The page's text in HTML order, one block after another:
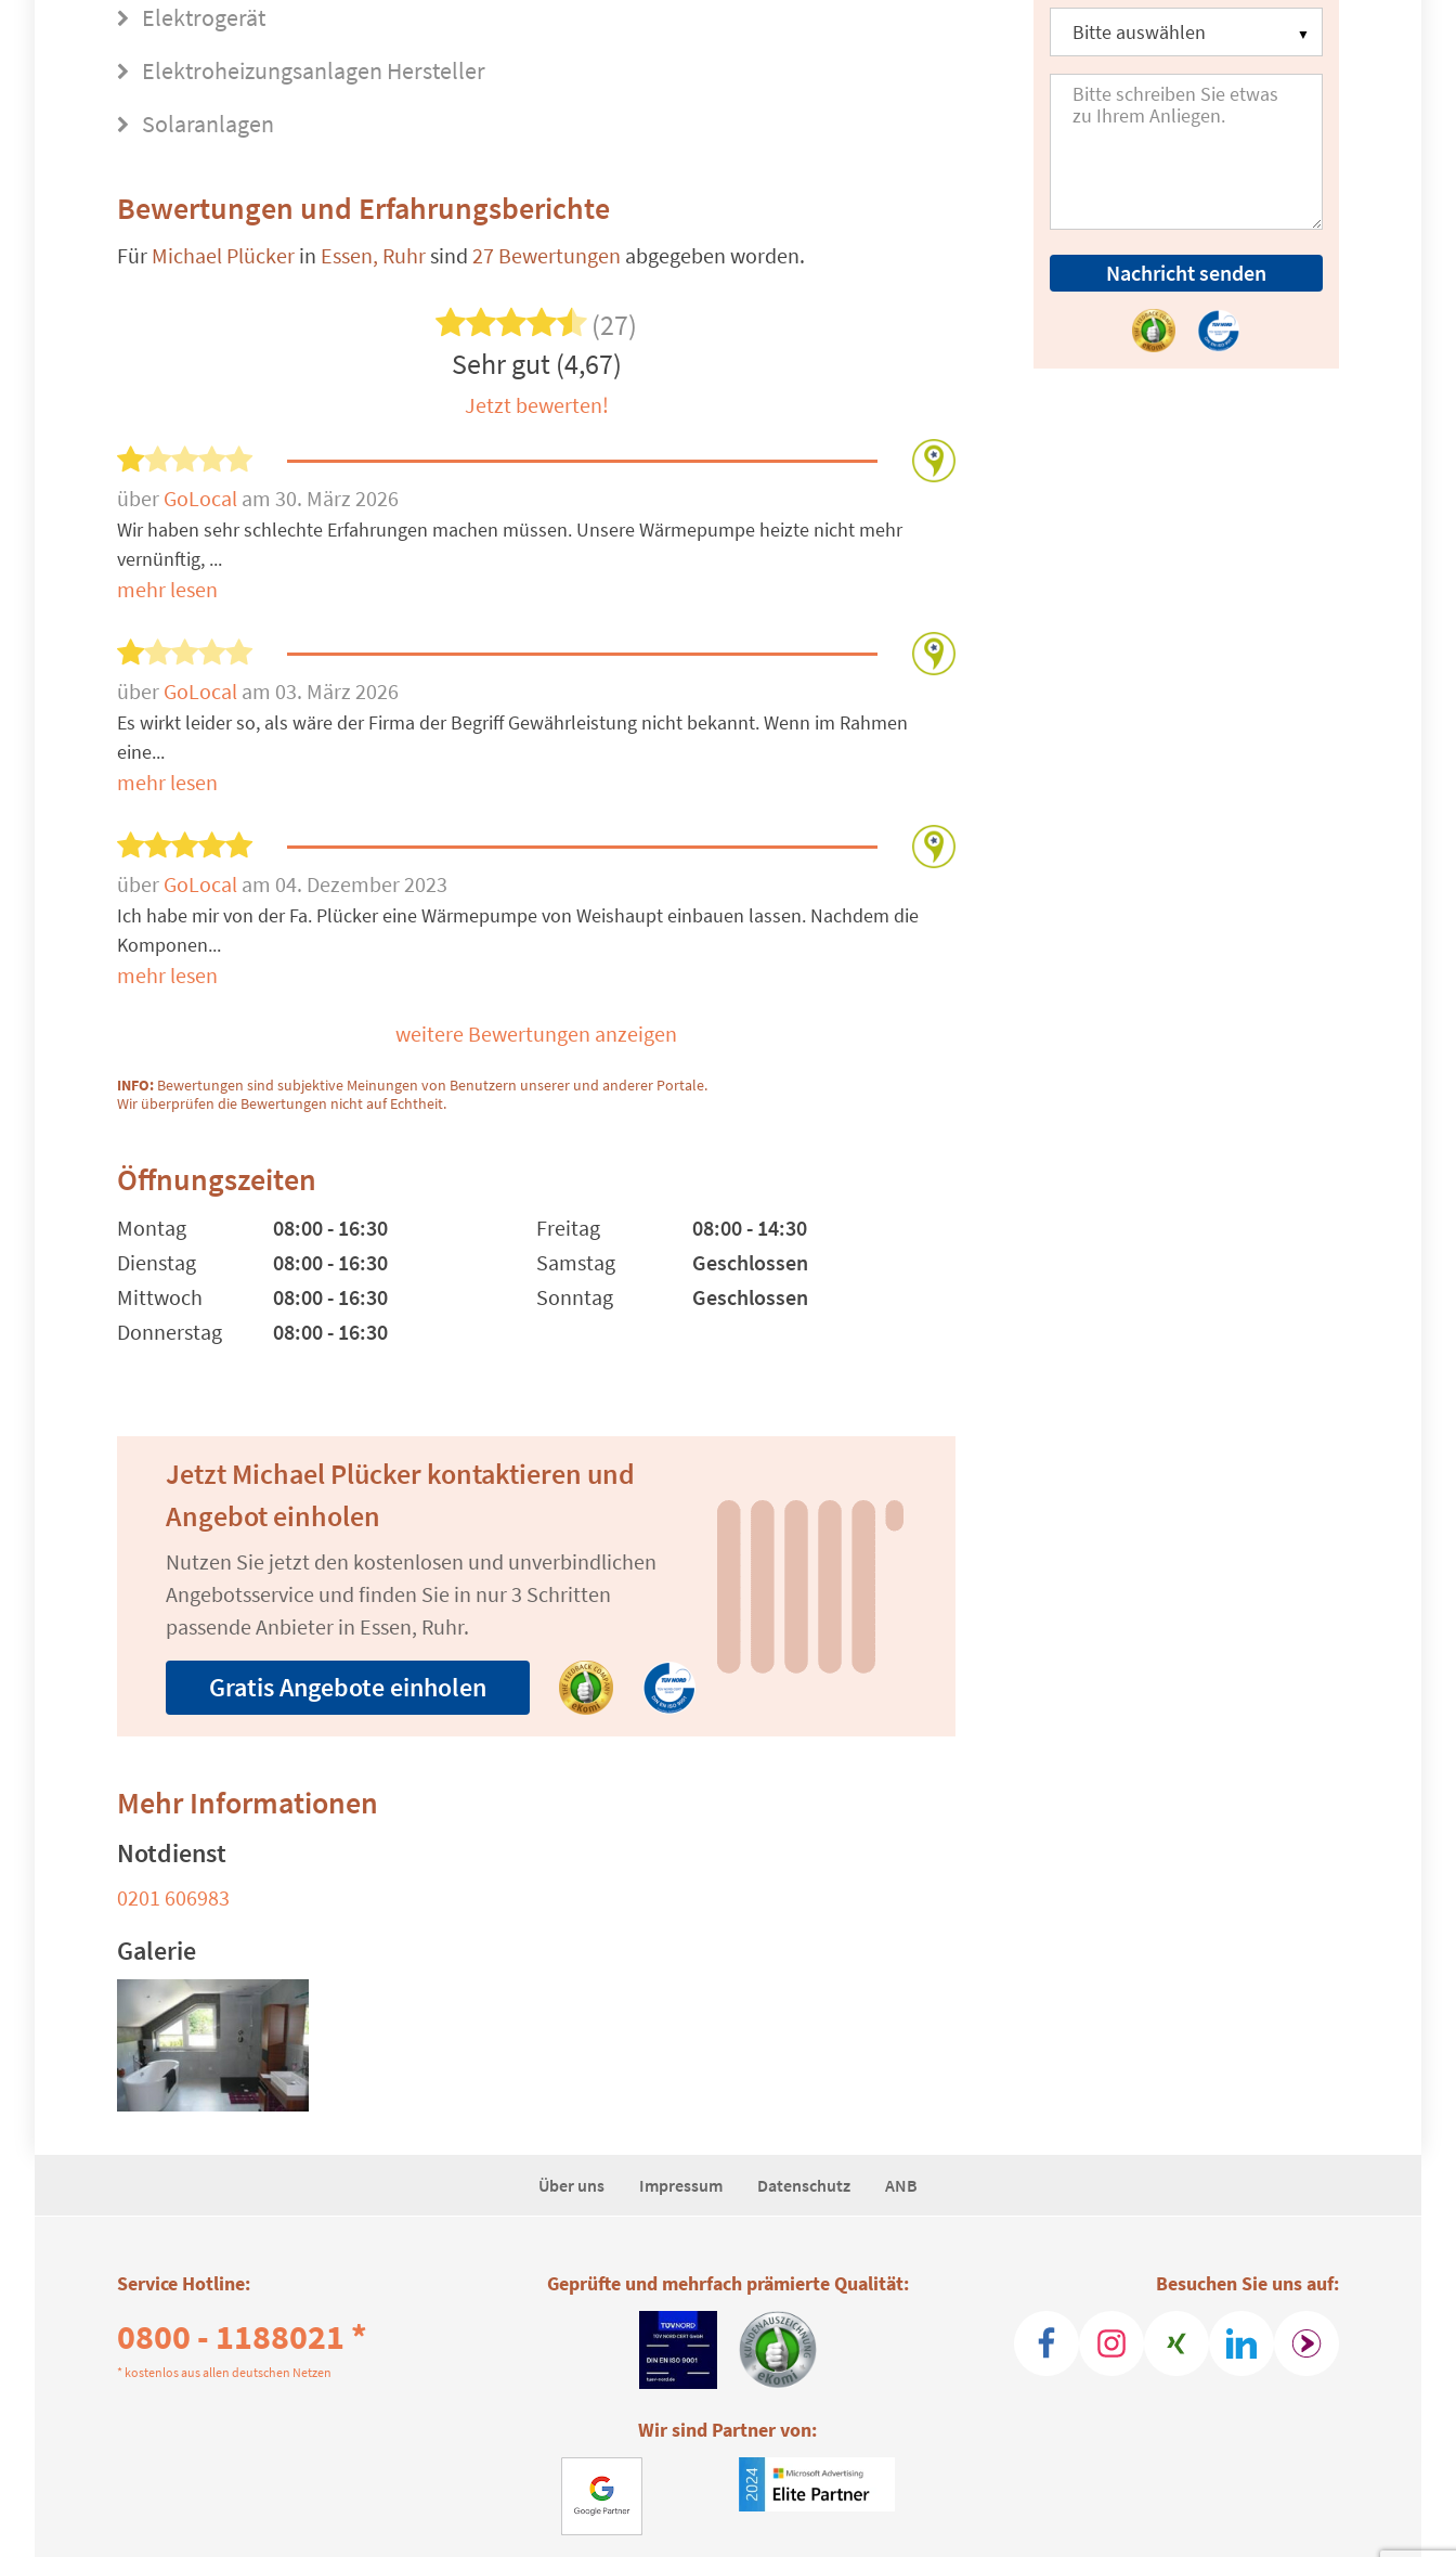
Elektrogerät
Elektroheizungsanlagen Hersteller
Solaranlagen
Bewertungen und Erfahrungsberichte
Für Michael Plücker in Essen, Ruhrsind 27 Bewertungen abgegeben worden.
(27)
Sehr gut (4,67)
Jetzt bewerten!
über GoLocal am 30. März 2026
Wir haben sehr schlechte Erfahrungen machen müssen. Unsere Wärmepumpe heizte nicht mehr
vernünftig, ...
mehr lesen
über GoLocal am 03. März 2026
Es wirkt leider so, als wäre der Firma der Begriff Gewährleistung nicht bekannt. Wenn im Rahmen
eine...
mehr lesen
über GoLocal am 04. Dezember 2023
Ich habe mir von der Fa. Plücker eine Wärmepumpe von Weishaupt einbauen lassen. Nachdem die
Komponen...
mehr lesen
weitere Bewertungen anzeigen
INFO: Bewertungen sind subjektive Meinungen von Benutzern unserer und anderer Portale.
Wir überprüfen die Bewertungen nicht auf Echtheit.
Öffnungszeiten
Montag
08:00 - 16:30
Dienstag
08:00 - 16:30
Mittwoch
08:00 - 16:30
Donnerstag
08:00 - 16:30
Freitag
08:00 - 14:30
Samstag
Geschlossen
Sonntag
Geschlossen
Jetzt Michael Plücker kontaktieren und
Angebot einholen
Nutzen Sie jetzt den kostenlosen und unverbindlichen
Angebotsservice und finden Sie in nur 3 Schritten
passende Anbieter in Essen, Ruhr.
Gratis Angebote einholen
Mehr Informationen
Notdienst
0201 606983
Galerie
Nachricht senden
Über uns Impressum Datenschutz ANB
Service Hotline:
0800 - 1188021 *
* kostenlos aus allen deutschen Netzen
Besuchen Sie uns auf:
Geprüfte und mehrfach prämierte Qualität:
Wir sind Partner von: